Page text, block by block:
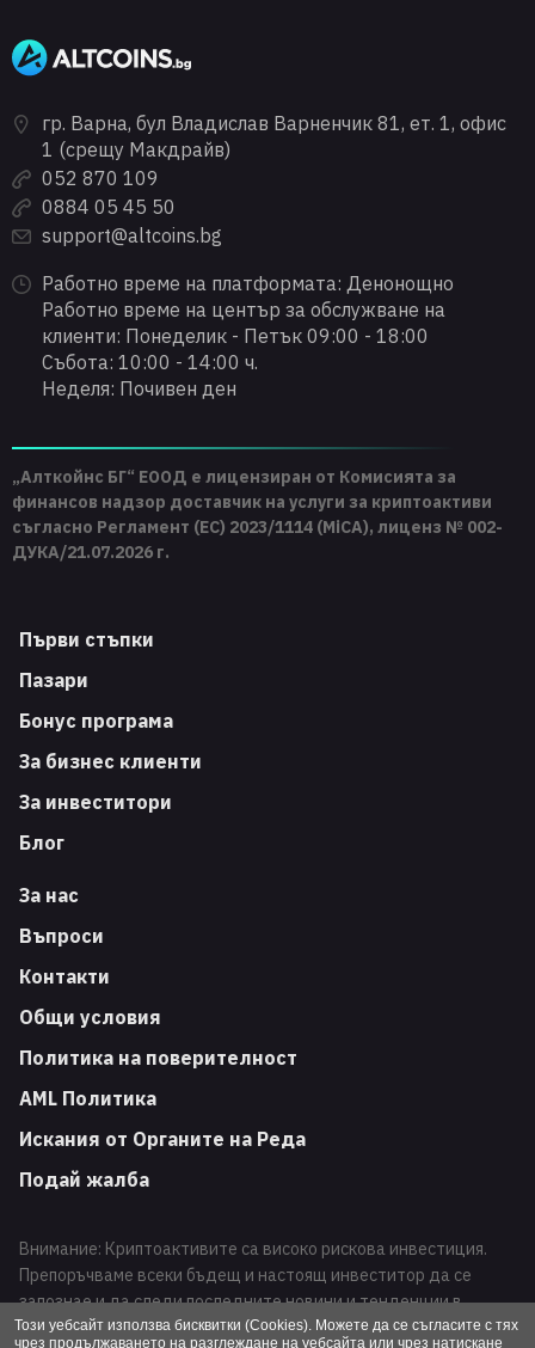
гр. Варна, бул Владислав Варненчик 81, ет. 1, офис
1 (срещу Макдрайв)
052 870 109
0884 05 45 50
support@altcoins.bg
Работно време на платформата: Денонощно
Работно време на център за обслужване на
клиенти: Понеделик - Петък 09:00 - 18:00
Събота: 10:00 - 14:00 ч.
Неделя: Почивен ден
„Алткойнс БГ“ ЕООД е лицензиран от Комисията за
финансов надзор доставчик на услуги за криптоактиви
съгласно Регламент (ЕС) 2023/1114 (MiCA), лиценз № 002-
ДУКА/21.07.2026 г.
Първи стъпки
Пазари
Бонус програма
За бизнес клиенти
За инвеститори
Блог
За нас
Въпроси
Контакти
Общи условия
Политика на поверителност
AML Политика
Искания от Органите на Реда
Подай жалба
Внимание: Криптоактивите са високо рискова инвестиция.
Препоръчваме всеки бъдещ и настоящ инвеститор да се
запознае и да следи последните новини и тенденции в
развитието на този вид финансови инструменти. Търговията
Този уебсайт използва бисквитки (Cookies). Можете да се съгласите с тях
чрез продължаването на разглеждане на уебсайта или чрез натискане